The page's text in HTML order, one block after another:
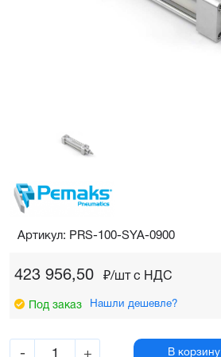
423 956,50 ₽/шт c НДС
Под заказ Нашли дешевле?
- + В корзину
Артикул: PRS-100-SYA-0900